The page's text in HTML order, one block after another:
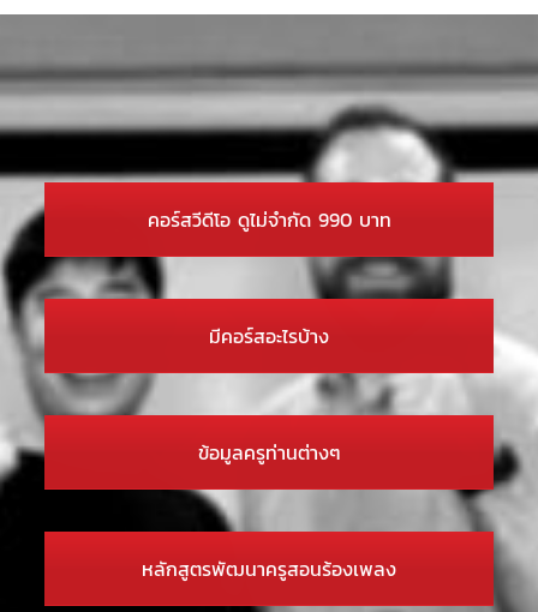
คอร์สวีดีโอ ดูไม่จำกัด 990 บาท
มีคอร์สอะไรบ้าง
ข้อมูลครูท่านต่างๆ
หลักสูตรพัฒนาครูสอนร้องเพลง